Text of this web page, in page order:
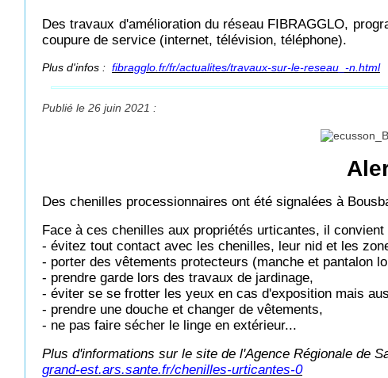
Des travaux d'amélioration du réseau FIBRAGGLO,
coupure de service (internet, télévision, téléphone).
Plus d'infos : fibragglo.fr/fr/actualites/travaux-sur-le-reseau_-n.html
Publié le 26 juin 2021 :
Des chenilles processionnaires ont été signalées à
Face à ces chenilles aux propriétés urticantes, il convient
- évitez tout contact avec les chenilles, leur nid et les
- porter des vêtements protecteurs (manche et pantalon
- prendre garde lors des travaux de jardinage,
- éviter se se frotter les yeux en cas d'exposition mais
- prendre une douche et changer de vêtements,
- ne pas faire sécher le linge en extérieur...
Plus d'informations sur le site de l'Agence Régionale de
grand-est.ars.sante.fr/chenilles-urticantes-0